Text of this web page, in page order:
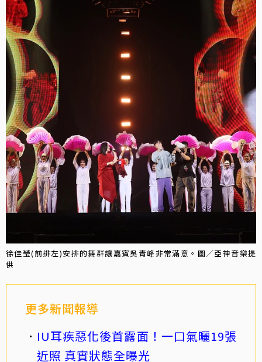
徐佳瑩(前排左)安排的舞群讓嘉賓吳青峰非常滿意。圖／亞神音樂提
供
更多新聞報導
IU耳疾惡化後首露面！一口氣曬19張
近照 真實狀態全曝光